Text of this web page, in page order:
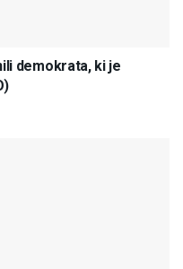
demokrata, ki je